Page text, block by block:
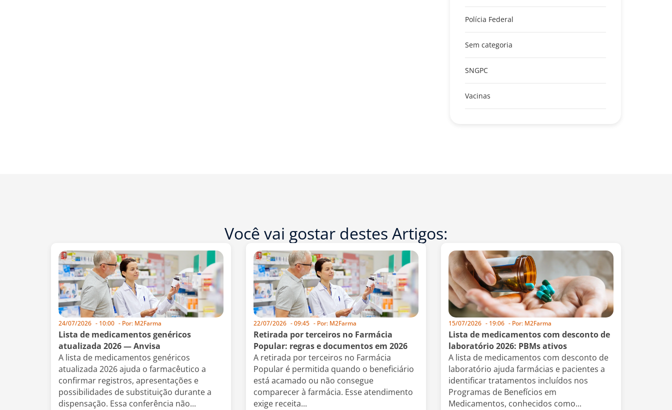
Polícia Federal
Sem categoria
SNGPC
Vacinas
Você vai gostar destes Artigos:
24/07/2026 - 10:00 - Por: M2Farma
Lista de medicamentos genéricos
atualizada 2026 — Anvisa
A lista de medicamentos genéricos
atualizada 2026 ajuda o farmacêutico a
confirmar registros, apresentações e
possibilidades de substituição durante a
dispensação. Essa conferência não...
22/07/2026 -09:45 - Por: M2Farma
Retirada por terceiros no Farmácia
Popular: regras e documentos em 2026
A retirada por terceiros no Farmácia
Popular é permitida quando o beneficiário
está acamado ou não consegue
comparecer à farmácia. Esse atendimento
exige receita...
15/07/2026 - 19:06 - Por: M2Farma
Lista de medicamentos com desconto de
laboratório 2026: PBMs ativos
A lista de medicamentos com desconto de
laboratório ajuda farmácias e pacientes a
identificar tratamentos incluídos nos
Programas de Benefícios em
Medicamentos, conhecidos como...